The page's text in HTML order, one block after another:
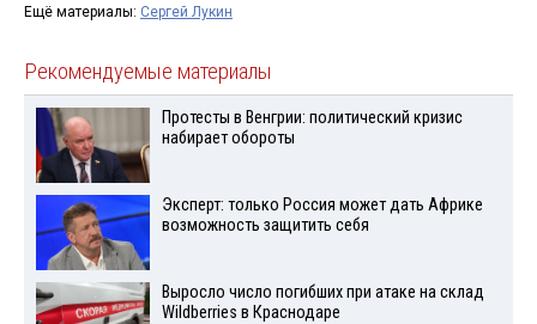
Ещё материалы: Сергей Лукин
Рекомендуемые материалы
Протесты в Венгрии: политический кризис
набирает обороты
Эксперт: только Россия может дать Африке
возможность защитить себя
Выросло число погибших при атаке на склад
Wildberries в Краснодаре